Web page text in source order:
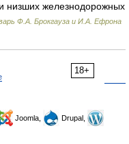
низших железнодорожных
Ф.А. Брокгауза и И.А. Ефрона
18+
Joomla,
Drupal,